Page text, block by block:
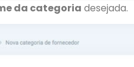
da categoria desejada.